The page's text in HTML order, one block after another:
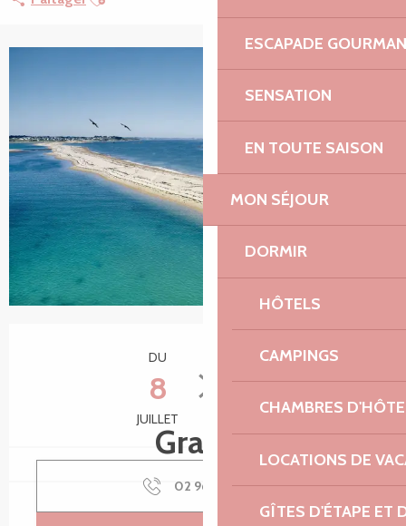
ESCAPADE
SENSATION
EN TOUTE SAISON
MON SÉJOUR
DORMIR
HÔTELS
CAMPINGS
CHAMBRES
LOCATIONS DE
GÎTES D'ÉTAPE ET
DU
8
JUILLET
26
Gratuit
02 96 16 54▒▒